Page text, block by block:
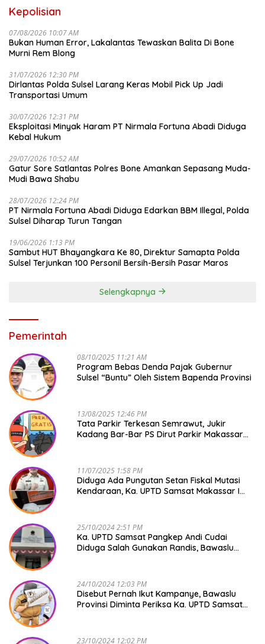
Kepolisian
07/08/2026 10:07 AM
Bukan Human Error, Lakalantas Tewaskan Balita Di Bone
Murni Rem Blong
31/07/2026 12:30 PM
Dirlantas Polda Sulsel Larang Keras Mobil Pick Up Jadi
Transportasi Umum
30/07/2026 12:31 PM
Eksploitasi Minyak Haram PT Nirmala Fortuna Abadi Diduga
Kebal Hukum
29/07/2026 10:52 AM
Gatur Sore Satlantas Polres Bone Amankan Sepasang Muda-
Mudi Bawa Shabu
28/07/2026 12:24 PM
PT Nirmala Fortuna Abadi Diduga Edarkan BBM Illegal, Polda
Sulsel Diharap Turun Tangan
19/06/2026 1:13 PM
Sambut HUT Bhayangkara Ke 80, Direktur Samapta Polda
Sulsel Terjunkan 100 Personil Bersih-Bersih Pasar Maros
Selengkapnya
Pemerintah
08/10/2025 11:21 AM
Program Bebas Denda Pajak Gubernur
Sulsel “Buntu” Oleh Sistem Bapenda Provinsi
13/08/2025 12:46 PM
Tata Parkir Terkesan Semrawut, Jukir
Kadang Bar-Bar PS Dirut Parkir Makassar
11/07/2025 1:58 PM
Diduga Ada Pungutan Setan Fiskal Mutasi
Kendaraan, Ka. UPTD Samsat Makassar I
25/10/2024 2:51 PM
Ka. UPTD Samsat Pangkep Andi Cudai
Diduga Salah Gunakan Randis, Bawaslu
24/10/2024 12:03 PM
Disebut Pernah Ikut Kampanye, Bawaslu
Provinsi Diminta Periksa Ka. UPTD Samsat
23/10/2024 12:02 PM